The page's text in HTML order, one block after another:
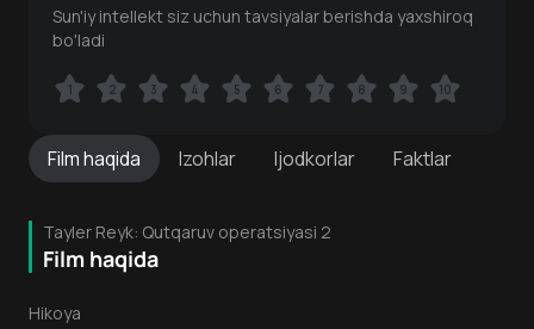
Filmhaqida Izohlar Ijodkorlar Faktlar
Tayler Reyk: Qutqaruv operatsiyasi 2
Film haqida
Hikoya
Sun'iy intellekt siz uchun tavsiyalar berishda yaxshiroq
bo'ladi
1 2 3 4 5 6 7 8 9 10
1 2 3 4 5 6 7 8 9 10